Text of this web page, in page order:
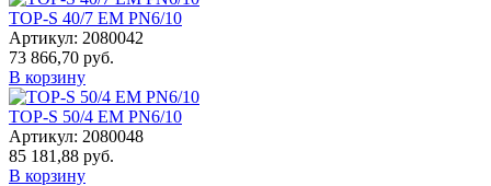
TOP-S 40/7 EM PN6/10
Артикул: 2080042
73 866,70 руб.
В корзину
TOP-S 50/4 EM PN6/10
Артикул: 2080048
85 181,88 руб.
В корзину